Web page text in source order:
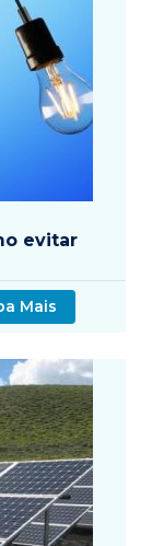
evitar
Mais